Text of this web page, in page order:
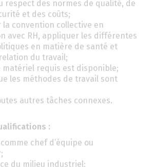
respect des normes de qualité, de
et des coûts;
convention collective en
avec RH, appliquer les différentes
en matière de santé et
du travail;
matériel requis est disponible;
les méthodes de travail sont
autres tâches connexes.
:
chef d’équipe ou
du milieu industriel;